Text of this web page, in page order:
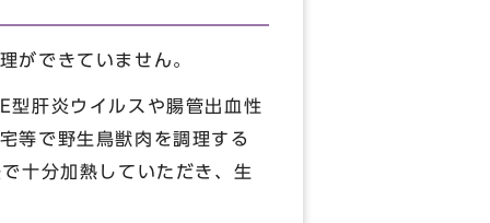
ができていません。
肝炎ウイルスや腸管出血性
等で野生鳥獣肉を調理する
十分加熱していただき、生